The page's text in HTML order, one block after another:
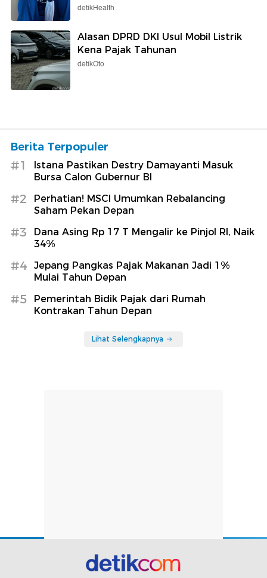
detikHealth
Alasan DPRD DKI Usul Mobil Listrik
Kena Pajak Tahunan
detikOto
Berita Terpopuler
#1
Istana Pastikan Destry Damayanti Masuk
Bursa Calon Gubernur BI
#2
Perhatian! MSCI Umumkan Rebalancing
Saham Pekan Depan
#3
Dana Asing Rp 17 T Mengalir ke Pinjol RI, Naik
34%
#4
Jepang Pangkas Pajak Makanan Jadi 1%
Mulai Tahun Depan
#5
Pemerintah Bidik Pajak dari Rumah
Kontrakan Tahun Depan
Lihat Selengkapnya